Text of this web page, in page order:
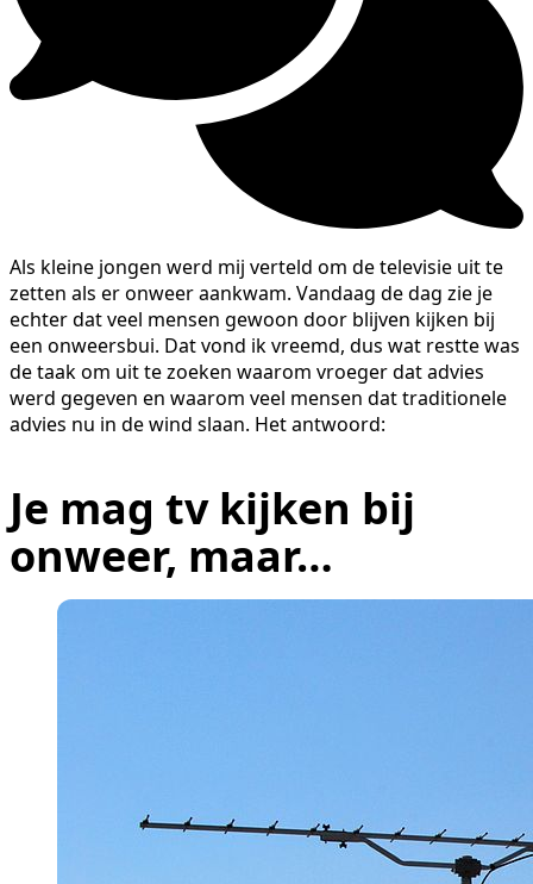
Als kleine jongen werd mij verteld om de televisie uit te
zetten als er onweer aankwam. Vandaag de dag zie je
echter dat veel mensen gewoon door blijven kijken bij
een onweersbui. Dat vond ik vreemd, dus wat restte was
de taak om uit te zoeken waarom vroeger dat advies
werd gegeven en waarom veel mensen dat traditionele
advies nu in de wind slaan. Het antwoord:
Je mag tv kijken bij
onweer, maar…